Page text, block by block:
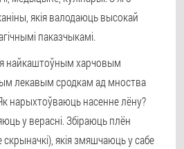
якія валодаюць высокай
паказчыкамі.
найкаштоўным харчовым
лекавым сродкам ад мноства
нарыхтоўваюць насенне лёну?
у верасні. Збіраюць плён
якія змяшчаюць у сабе